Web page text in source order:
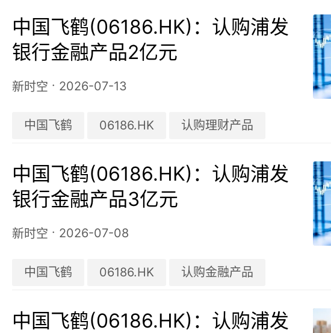
中国飞鹤(06186.HK)：认购浦发
银行金融产品2亿元
新时空 · 2026-07-13
中国飞鹤 06186.HK 认购理财产品
中国飞鹤(06186.HK)：认购浦发
银行金融产品3亿元
新时空 · 2026-07-08
中国飞鹤 06186.HK 认购金融产品
中国飞鹤(06186.HK)：认购浦发